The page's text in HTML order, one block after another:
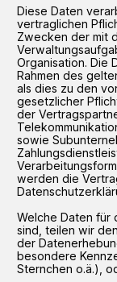
Diese Daten
vertraglichen
Zwecken der mit
Organisation. Die
Rahmen des
als dies zu den
gesetzlicher
der
sowie
werden die
Welche Daten für
sind, teilen wir
der
besondere
Sternchen o.ä.),